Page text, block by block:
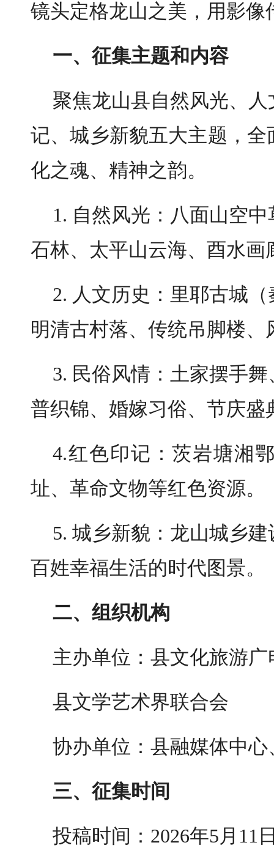
镜头定格龙山之美，用影像
一、征集主题和内容
聚焦龙山县自然风光、
记、城乡新貌五大主题，
化之魂、精神之韵。
1. 自然风光：八面山空
石林、太平山云海、酉水画
2. 人文历史：里耶古城
明清古村落、传统吊脚楼
3. 民俗风情：土家摆手
普织锦、婚嫁习俗、节庆盛
4.红色印记：茨岩塘湘
址、革命文物等红色资源。
5. 城乡新貌：龙山城乡
百姓幸福生活的时代图景。
二、组织机构
主办单位：县文化旅游广
县文学艺术界联合会
协办单位：县融媒体中
三、征集时间
投稿时间：2026年5月11